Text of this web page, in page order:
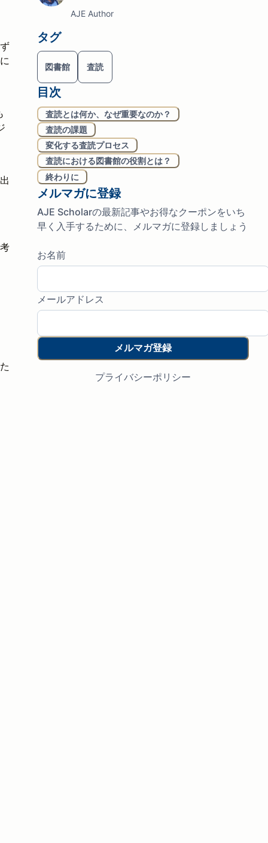
AJE Author
タグ
図書館 査読
目次
査読とは何か、なぜ重要なのか？
査読の課題
変化する査読プロセス
査読における図書館の役割とは？
終わりに
メルマガに登録
AJE Scholarの最新記事やお得なクーポンをいち
早く入手するために、メルマガに登録しましょう
お名前
メールアドレス
メルマガ登録
プライバシーポリシー